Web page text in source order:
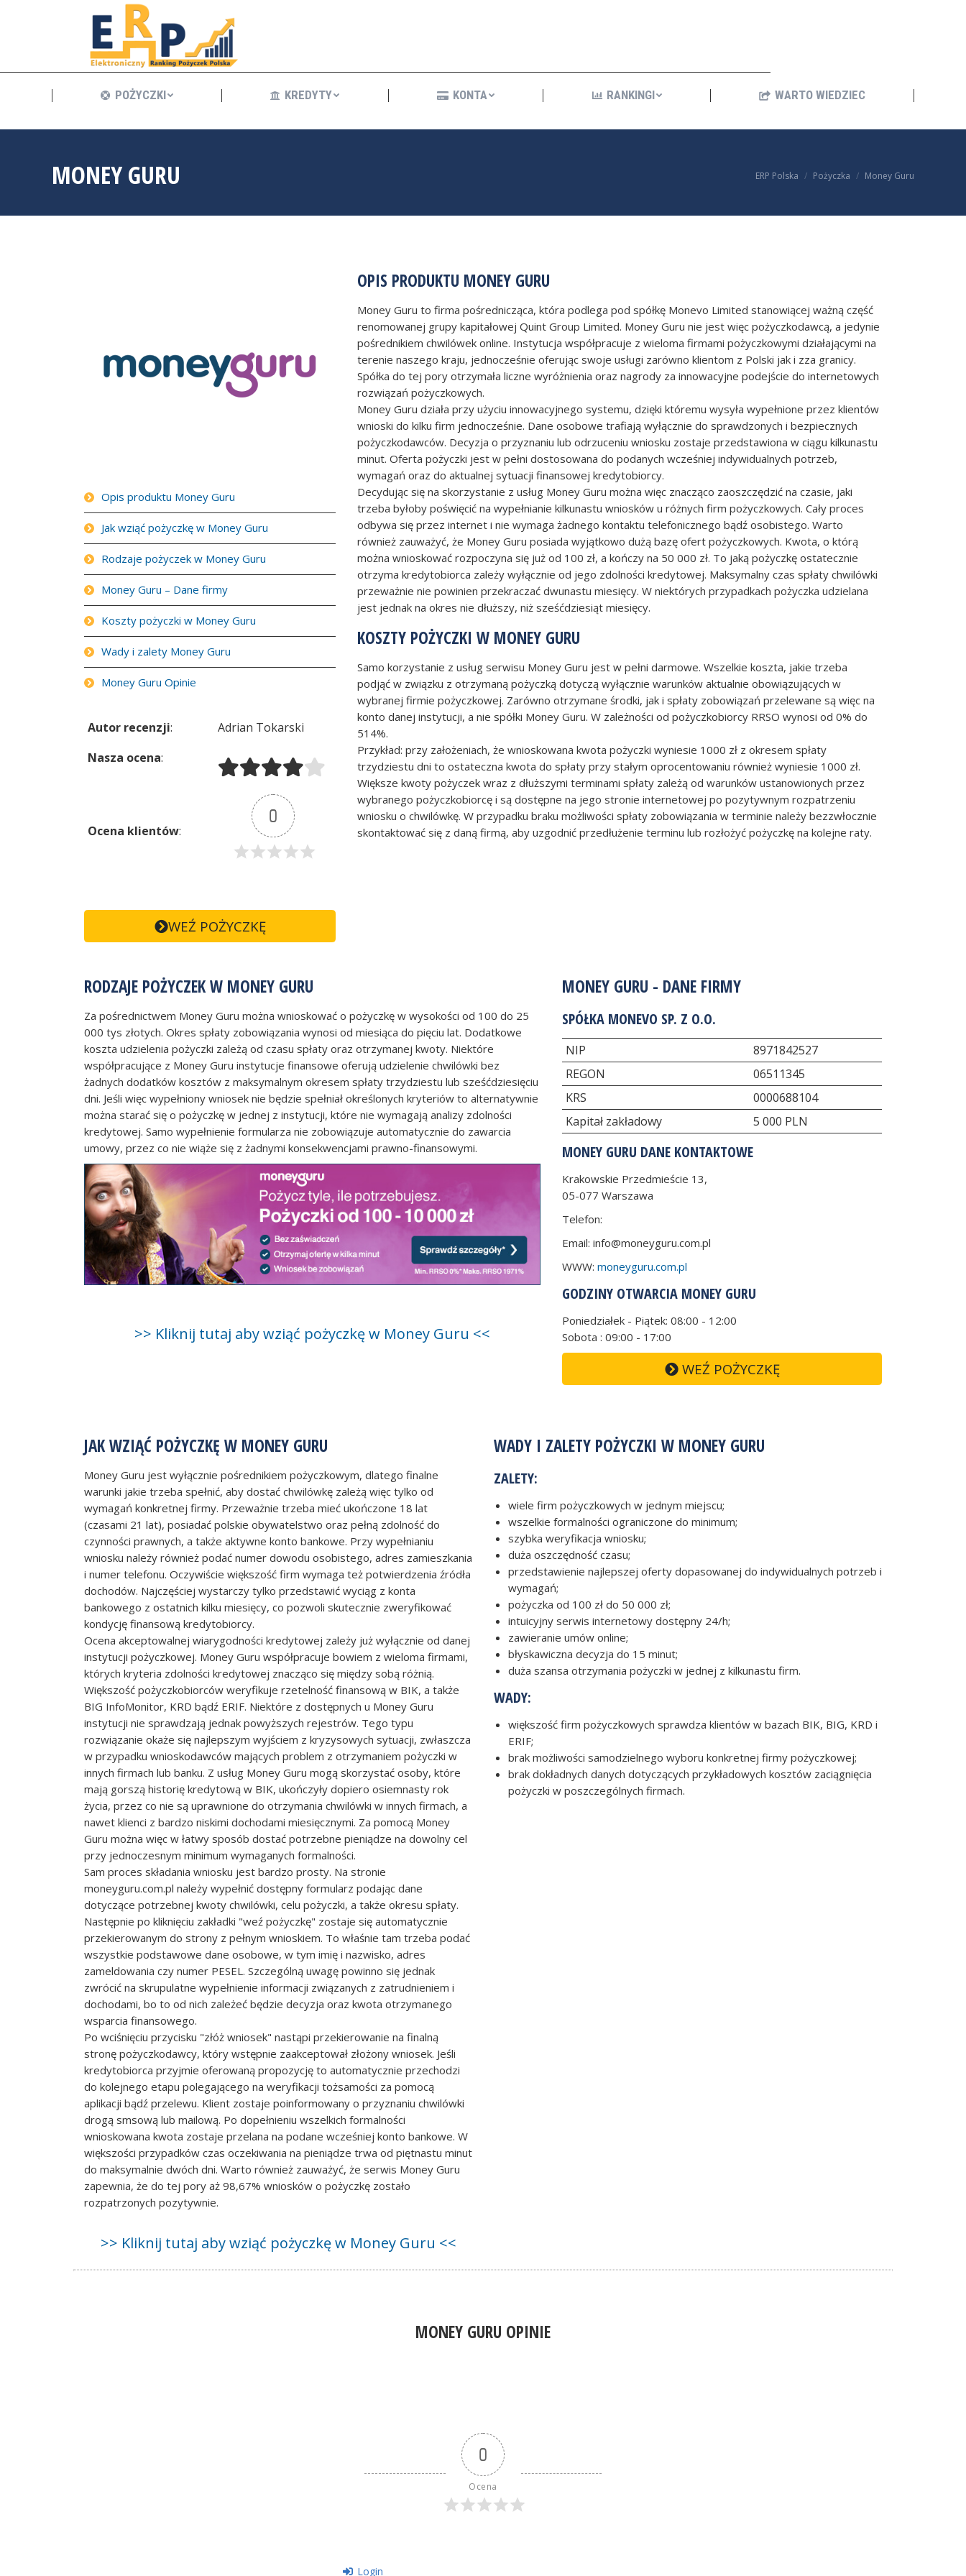
POŻYCZKI KREDYTY KONTA RANKINGI WARTO WIEDZIEC
MONEY GURU You are here:
ERP Polska Pożyczka Money Guru
Opis produktu Money Guru
Jak wziąć pożyczkę w Money Guru
Rodzaje pożyczek w Money Guru
Money Guru – Dane firmy
Koszty pożyczki w Money Guru
Wady i zalety Money Guru
Money Guru Opinie
Autor recenzji:
Adrian Tokarski
Nasza ocena:
Ocena klientów:
0
WEŹ POŻYCZKĘ
OPIS PRODUKTU MONEY GURU
Money Guru to firma pośrednicząca, która podlega pod spółkę Monevo Limited stanowiącej ważną część
renomowanej grupy kapitałowej Quint Group Limited. Money Guru nie jest więc pożyczkodawcą, a jedynie
pośrednikiem chwilówek online. Instytucja współpracuje z wieloma firmami pożyczkowymi działającymi na
terenie naszego kraju, jednocześnie oferując swoje usługi zarówno klientom z Polski jak i zza granicy.
Spółka do tej pory otrzymała liczne wyróżnienia oraz nagrody za innowacyjne podejście do internetowych
rozwiązań pożyczkowych.
Money Guru działa przy użyciu innowacyjnego systemu, dzięki któremu wysyła wypełnione przez klientów
wnioski do kilku firm jednocześnie. Dane osobowe trafiają wyłącznie do sprawdzonych i bezpiecznych
pożyczkodawców. Decyzja o przyznaniu lub odrzuceniu wniosku zostaje przedstawiona w ciągu kilkunastu
minut. Oferta pożyczki jest w pełni dostosowana do podanych wcześniej indywidualnych potrzeb,
wymagań oraz do aktualnej sytuacji finansowej kredytobiorcy.
Decydując się na skorzystanie z usług Money Guru można więc znacząco zaoszczędzić na czasie, jaki
trzeba byłoby poświęcić na wypełnianie kilkunastu wniosków u różnych firm pożyczkowych. Cały proces
odbywa się przez internet i nie wymaga żadnego kontaktu telefonicznego bądź osobistego. Warto
również zauważyć, że Money Guru posiada wyjątkowo dużą bazę ofert pożyczkowych. Kwota, o którą
można wnioskować rozpoczyna się już od 100 zł, a kończy na 50 000 zł. To jaką pożyczkę ostatecznie
otrzyma kredytobiorca zależy wyłącznie od jego zdolności kredytowej. Maksymalny czas spłaty chwilówki
przeważnie nie powinien przekraczać dwunastu miesięcy. W niektórych przypadkach pożyczka udzielana
jest jednak na okres nie dłuższy, niż sześćdziesiąt miesięcy.
KOSZTY POŻYCZKI W MONEY GURU
Samo korzystanie z usług serwisu Money Guru jest w pełni darmowe. Wszelkie koszta, jakie trzeba
podjąć w związku z otrzymaną pożyczką dotyczą wyłącznie warunków aktualnie obowiązujących w
wybranej firmie pożyczkowej. Zarówno otrzymane środki, jak i spłaty zobowiązań przelewane są więc na
konto danej instytucji, a nie spółki Money Guru. W zależności od pożyczkobiorcy RRSO wynosi od 0% do
514%.
Przykład: przy założeniach, że wnioskowana kwota pożyczki wyniesie 1000 zł z okresem spłaty
trzydziestu dni to ostateczna kwota do spłaty przy stałym oprocentowaniu również wyniesie 1000 zł.
Większe kwoty pożyczek wraz z dłuższymi terminami spłaty zależą od warunków ustanowionych przez
wybranego pożyczkobiorcę i są dostępne na jego stronie internetowej po pozytywnym rozpatrzeniu
wniosku o chwilówkę. W przypadku braku możliwości spłaty zobowiązania w terminie należy bezzwłocznie
skontaktować się z daną firmą, aby uzgodnić przedłużenie terminu lub rozłożyć pożyczkę na kolejne raty.
RODZAJE POŻYCZEK W MONEY GURU
Za pośrednictwem Money Guru można wnioskować o pożyczkę w wysokości od 100 do 25
000 tys złotych. Okres spłaty zobowiązania wynosi od miesiąca do pięciu lat. Dodatkowe
koszta udzielenia pożyczki zależą od czasu spłaty oraz otrzymanej kwoty. Niektóre
współpracujące z Money Guru instytucje finansowe oferują udzielenie chwilówki bez
żadnych dodatków kosztów z maksymalnym okresem spłaty trzydziestu lub sześćdziesięciu
dni. Jeśli więc wypełniony wniosek nie będzie spełniał określonych kryteriów to alternatywnie
można starać się o pożyczkę w jednej z instytucji, które nie wymagają analizy zdolności
kredytowej. Samo wypełnienie formularza nie zobowiązuje automatycznie do zawarcia
umowy, przez co nie wiąże się z żadnymi konsekwencjami prawno-finansowymi.
>> Kliknij tutaj aby wziąć pożyczkę w Money Guru <<
MONEY GURU - DANE FIRMY
SPÓŁKA MONEVO SP. Z O.O.
NIP
8971842527
REGON
06511345
KRS
0000688104
Kapitał zakładowy
5 000 PLN
MONEY GURU DANE KONTAKTOWE
Krakowskie Przedmieście 13,
05-077 Warszawa
Telefon:
Email: info@moneyguru.com.pl
WWW: moneyguru.com.pl
GODZINY OTWARCIA MONEY GURU
Poniedziałek - Piątek: 08:00 - 12:00
Sobota : 09:00 - 17:00
WEŹ POŻYCZKĘ
JAK WZIĄĆ POŻYCZKĘ W MONEY GURU
Money Guru jest wyłącznie pośrednikiem pożyczkowym, dlatego finalne
warunki jakie trzeba spełnić, aby dostać chwilówkę zależą więc tylko od
wymagań konkretnej firmy. Przeważnie trzeba mieć ukończone 18 lat
(czasami 21 lat), posiadać polskie obywatelstwo oraz pełną zdolność do
czynności prawnych, a także aktywne konto bankowe. Przy wypełnianiu
wniosku należy również podać numer dowodu osobistego, adres zamieszkania
i numer telefonu. Oczywiście większość firm wymaga też potwierdzenia źródła
dochodów. Najczęściej wystarczy tylko przedstawić wyciąg z konta
bankowego z ostatnich kilku miesięcy, co pozwoli skutecznie zweryfikować
kondycję finansową kredytobiorcy.
Ocena akceptowalnej wiarygodności kredytowej zależy już wyłącznie od danej
instytucji pożyczkowej. Money Guru współpracuje bowiem z wieloma firmami,
których kryteria zdolności kredytowej znacząco się między sobą różnią.
Większość pożyczkobiorców weryfikuje rzetelność finansową w BIK, a także
BIG InfoMonitor, KRD bądź ERIF. Niektóre z dostępnych u Money Guru
instytucji nie sprawdzają jednak powyższych rejestrów. Tego typu
rozwiązanie okaże się najlepszym wyjściem z kryzysowych sytuacji, zwłaszcza
w przypadku wnioskodawców mających problem z otrzymaniem pożyczki w
innych firmach lub banku. Z usług Money Guru mogą skorzystać osoby, które
mają gorszą historię kredytową w BIK, ukończyły dopiero osiemnasty rok
życia, przez co nie są uprawnione do otrzymania chwilówki w innych firmach, a
nawet klienci z bardzo niskimi dochodami miesięcznymi. Za pomocą Money
Guru można więc w łatwy sposób dostać potrzebne pieniądze na dowolny cel
przy jednoczesnym minimum wymaganych formalności.
Sam proces składania wniosku jest bardzo prosty. Na stronie
moneyguru.com.pl należy wypełnić dostępny formularz podając dane
dotyczące potrzebnej kwoty chwilówki, celu pożyczki, a także okresu spłaty.
Następnie po kliknięciu zakładki "weź pożyczkę" zostaje się automatycznie
przekierowanym do strony z pełnym wnioskiem. To właśnie tam trzeba podać
wszystkie podstawowe dane osobowe, w tym imię i nazwisko, adres
zameldowania czy numer PESEL. Szczególną uwagę powinno się jednak
zwrócić na skrupulatne wypełnienie informacji związanych z zatrudnieniem i
dochodami, bo to od nich zależeć będzie decyzja oraz kwota otrzymanego
wsparcia finansowego.
Po wciśnięciu przycisku "złóż wniosek" nastąpi przekierowanie na finalną
stronę pożyczkodawcy, który wstępnie zaakceptował złożony wniosek. Jeśli
kredytobiorca przyjmie oferowaną propozycję to automatycznie przechodzi
do kolejnego etapu polegającego na weryfikacji tożsamości za pomocą
aplikacji bądź przelewu. Klient zostaje poinformowany o przyznaniu chwilówki
drogą smsową lub mailową. Po dopełnieniu wszelkich formalności
wnioskowana kwota zostaje przelana na podane wcześniej konto bankowe. W
większości przypadków czas oczekiwania na pieniądze trwa od piętnastu minut
do maksymalnie dwóch dni. Warto również zauważyć, że serwis Money Guru
zapewnia, że do tej pory aż 98,67% wniosków o pożyczkę zostało
rozpatrzonych pozytywnie.
>> Kliknij tutaj aby wziąć pożyczkę w Money Guru <<
WADY I ZALETY POŻYCZKI W MONEY GURU
ZALETY:
wiele firm pożyczkowych w jednym miejscu;
wszelkie formalności ograniczone do minimum;
szybka weryfikacja wniosku;
duża oszczędność czasu;
przedstawienie najlepszej oferty dopasowanej do indywidualnych potrzeb i
wymagań;
pożyczka od 100 zł do 50 000 zł;
intuicyjny serwis internetowy dostępny 24/h;
zawieranie umów online;
błyskawiczna decyzja do 15 minut;
duża szansa otrzymania pożyczki w jednej z kilkunastu firm.
WADY:
większość firm pożyczkowych sprawdza klientów w bazach BIK, BIG, KRD i
ERIF;
brak możliwości samodzielnego wyboru konkretnej firmy pożyczkowej;
brak dokładnych danych dotyczących przykładowych kosztów zaciągnięcia
pożyczki w poszczególnych firmach.
MONEY GURU OPINIE
0
Ocena
Login
POŻYCZKI